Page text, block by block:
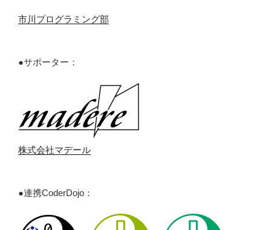
市川プログラミング部
●サポーター：
株式会社マデール
●連携CoderDojo：